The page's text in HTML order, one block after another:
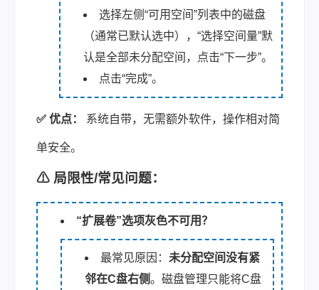
选择左侧“可用空间”列表中的磁盘
（通常已默认选中），“选择空间量”默
认是全部未分配空间，点击“下一步”。
点击“完成”。
✅ 优点： 系统自带，无需额外软件，操作相对简
单安全。
⚠ 局限性/常见问题：
“扩展卷”选项灰色不可用？
最常见原因： 未分配空间没有紧
邻在C盘右侧。磁盘管理只能将C盘